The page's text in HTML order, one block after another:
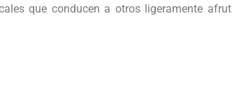
que conducen a otros ligeramente